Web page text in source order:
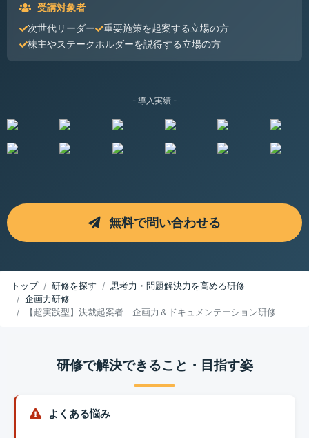
受講対象者
次世代リーダー
重要施策を起案する立場の方
株主やステークホルダーを説得する立場の方
- 導入実績 -
無料で問い合わせる
トップ 研修を探す
思考力・問題解決力を高める研修
企画力研修
【超実践型】決裁起案者｜企画力＆ドキュメンテーション研修
研修で解決できること・目指す姿
よくある悩み